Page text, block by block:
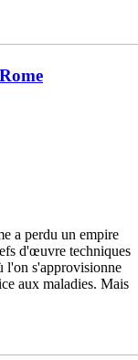
a perdu un empire
d'œuvre techniques
l'on s'approvisionne
aux maladies. Mais